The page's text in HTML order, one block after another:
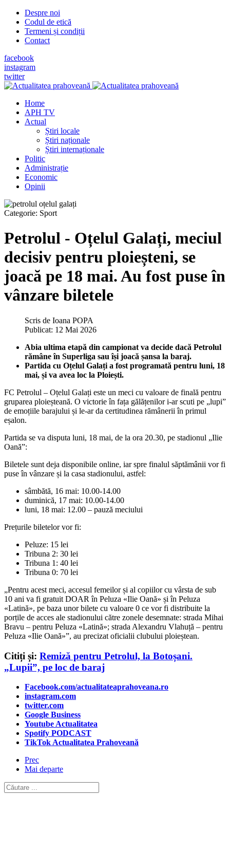
Despre noi
Codul de etică
Termeni și condiții
Contact
facebook
instagram
twitter
Home
APH TV
Actual
Știri locale
Știri naționale
Știri internaționale
Politic
Administrație
Economic
Opinii
Categorie: Sport
Petrolul - Oțelul Galați, meciul
decisiv pentru ploieșteni, se
joacă pe 18 mai. Au fost puse în
vânzare biletele
Scris de Ioana POPA
Publicat: 12 Mai 2026
Abia ultima etapă din campionat va decide dacă Petrolul
rămâne în Superliga sau își joacă șansa la baraj.
Partida cu Oțelul Galați a fost programată pentru luni, 18
mai, și va avea loc la Ploiești.
FC Petrolul – Oțelul Galați este un meci cu valoare de finală pentru
gruparea ploieșteană. O victorie în fața gălățenilor i-ar scuti pe „lupi”
de emoțiile barajului și le-ar da certitudinea rămânerii în primul
eșalon.
Partida se va disputa luni, 18 mai, de la ora 20.30, pe stadionul „Ilie
Oană”:
Biletele sunt deja disponibile online, iar spre finalul săptămânii vor fi
puse în vânzare și la casa stadionului, astfel:
sâmbătă, 16 mai: 10.00-14.00
duminică, 17 mai: 10.00-14.00
luni, 18 mai: 12.00 – pauză meciului
Prețurile biletelor vor fi:
Peluze: 15 lei
Tribuna 2: 30 lei
Tribuna 1: 40 lei
Tribuna 0: 70 lei
„Pentru acest meci, accesul femeilor și al copiilor cu vârsta de sub
10 ani va fi gratuit DOAR în Peluza «Ilie Oană» și în Peluza
«Latină», pe baza unor bilete cu valoare 0 ce vor fi distribuite la
porțile de acces ale stadionului către zonele desemnate: strada Mihai
Bravu – pentru Peluza «Latină»; strada Alexandru Vlahuță – pentru
Peluza «Ilie Oană»”, au precizat oficialii clubului ploieștean.
Citiți și: Remiză pentru Petrolul, la Botoșani.
„Lupii”, pe loc de baraj
Facebook.com/actualitateaprahoveana.ro
instagram.com
twitter.com
Google Business
Youtube Actualitatea
Spotify PODCAST
TikTok Actualitatea Prahoveană
Prec
Mai departe